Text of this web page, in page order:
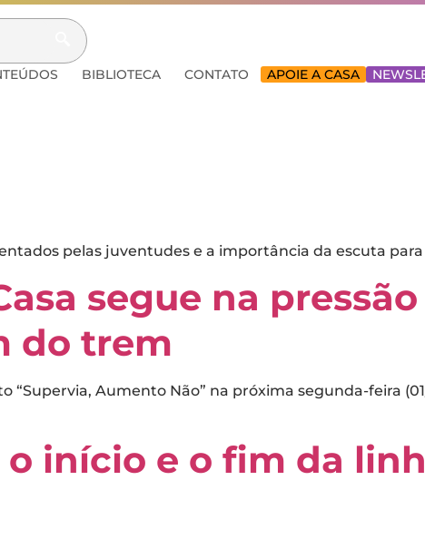
BIBLIOTECA CONTATO APOIE A CASA
pelas juventudes e a importância da escuta
segue na
do trem
Aumento Não” na próxima segunda-feira
início e o fim da